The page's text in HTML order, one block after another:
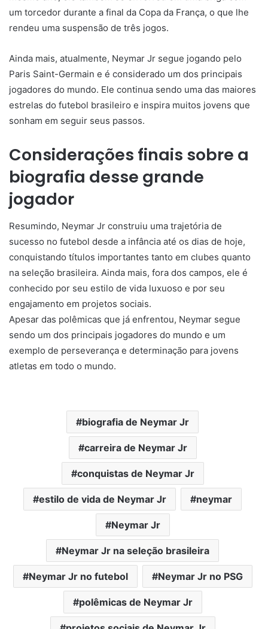
um torcedor durante a final da Copa da França, o que lhe
rendeu uma suspensão de três jogos.
Ainda mais, atualmente, Neymar Jr segue jogando pelo
Paris Saint-Germain e é considerado um dos principais
jogadores do mundo. Ele continua sendo uma das maiores
estrelas do futebol brasileiro e inspira muitos jovens que
sonham em seguir seus passos.
Considerações finais sobre a
biografia desse grande
jogador
Resumindo, Neymar Jr construiu uma trajetória de
sucesso no futebol desde a infância até os dias de hoje,
conquistando títulos importantes tanto em clubes quanto
na seleção brasileira. Ainda mais, fora dos campos, ele é
conhecido por seu estilo de vida luxuoso e por seu
engajamento em projetos sociais.
Apesar das polêmicas que já enfrentou, Neymar segue
sendo um dos principais jogadores do mundo e um
exemplo de perseverança e determinação para jovens
atletas em todo o mundo.
biografia de Neymar Jr
carreira de Neymar Jr
conquistas de Neymar Jr
estilo de vida de Neymar Jr neymar
Neymar Jr
Neymar Jr na seleção brasileira
Neymar Jr no futebol Neymar Jr no PSG
polêmicas de Neymar Jr